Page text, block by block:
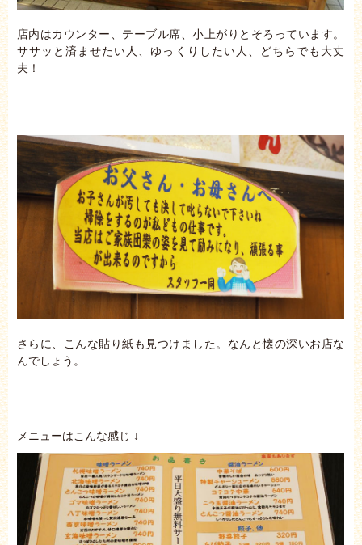
店内はカウンター、テーブル席、小上がりとそろっています。
ササッと済ませたい人、ゆっくりしたい人、どちらでも大丈
夫！
さらに、こんな貼り紙も見つけました。なんと懐の深いお店な
んでしょう。
メニューはこんな感じ ↓